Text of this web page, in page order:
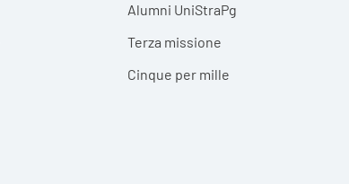
Alumni UniStraPg
Terza missione
Cinque per mille